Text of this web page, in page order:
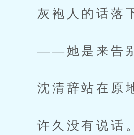
灰袍人的话落下
——她是来告别
沈清辞站在原地
许久没有说话。